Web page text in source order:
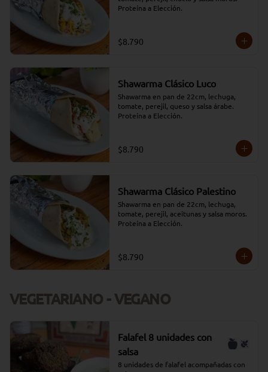
Proteína a Elección.
$8.790
Shawarma Clásico Luco
Shawarma en pan de 22cm, lechuga,
tomate, perejil, queso y salsa árabe.
Proteína a Elección.
$8.790
Shawarma Clásico Palestino
Shawarma en pan de 22cm, lechuga,
tomate, perejil, aceitunas y salsa moros.
Proteína a Elección.
$8.790
VEGETARIANO - VEGANO
Falafel 8 unidades con
salsa
8 unidades de falafel acompañadas con